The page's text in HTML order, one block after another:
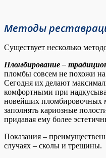
Методы
Существует несколько
Пломбирование –
пломбы совсем не похожи на
Сегодня их делают
комфортными при
новейших пломбировочных
заполнять кариозные
придавая ему более
Показания –
случаях – сколы и трещины.